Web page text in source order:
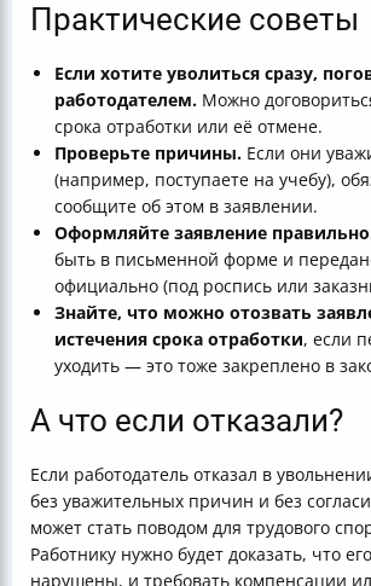
Практические советы
Если хотите уволиться сразу,
работодателем. Можно
срока отработки или её отмене.
Проверьте причины. Если они
(например, поступаете на учебу),
сообщите об этом в заявлении.
Оформляйте заявление
быть в письменной форме и
официально (под роспись или
Знайте, что можно отозвать
истечения срока отработки, если
уходить — это тоже закреплено в
А что если отказали?
Если работодатель отказал в
без уважительных причин и без
может стать поводом для трудового
Работнику нужно будет доказать, что
нарушены, и требовать компенсации